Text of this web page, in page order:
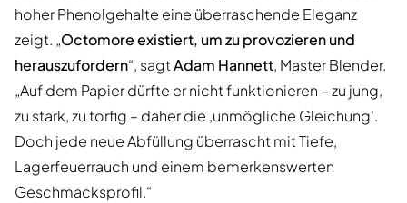
hoher Phenolgehalte eine überraschende Eleganz
zeigt. „Octomore existiert, um zu provozieren und
herauszufordern“, sagtAdam Hannett, Master Blender.
„Auf dem Papier dürfte er nicht funktionieren – zu jung,
zu stark, zu torfig – daher die ‚unmögliche Gleichung‘.
Doch jede neue Abfüllung überrascht mit Tiefe,
Lagerfeuerrauch und einem bemerkenswerten
Geschmacksprofil.“